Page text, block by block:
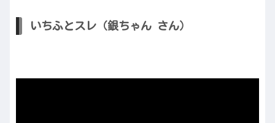
いちふとスレ（銀ちゃん さん）